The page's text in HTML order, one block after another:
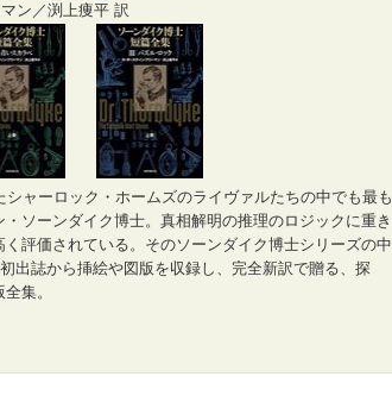
ン／渕上痩平 訳
ャーロック・ホームズのライヴァルたちの中でも最も
ソーンダイク博士。真相解明の推理のロジックに重き
評価されている。そのソーンダイク博士シリーズの中
出誌から挿絵や図版を収録し、完全新訳で贈る、探
集。